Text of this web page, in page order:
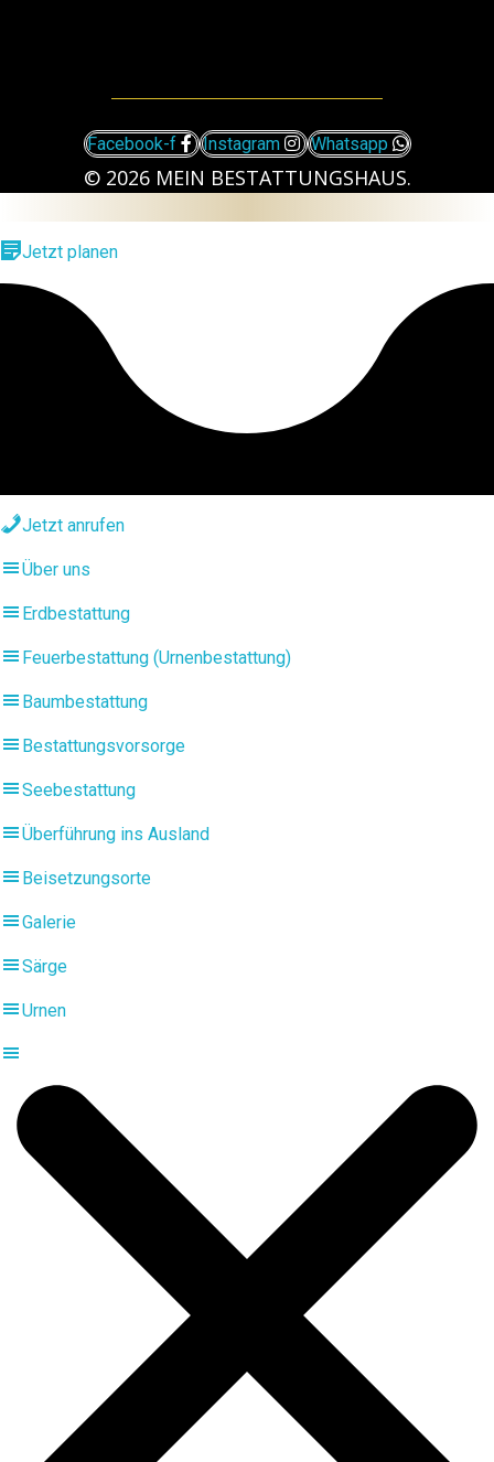
Facebook-f Instagram Whatsapp
© 2026 MEIN BESTATTUNGSHAUS.
Jetzt planen
Jetzt anrufen
Über uns
Erdbestattung
Feuerbestattung (Urnenbestattung)
Baumbestattung
Bestattungsvorsorge
Seebestattung
Überführung ins Ausland
Beisetzungsorte
Galerie
Särge
Urnen